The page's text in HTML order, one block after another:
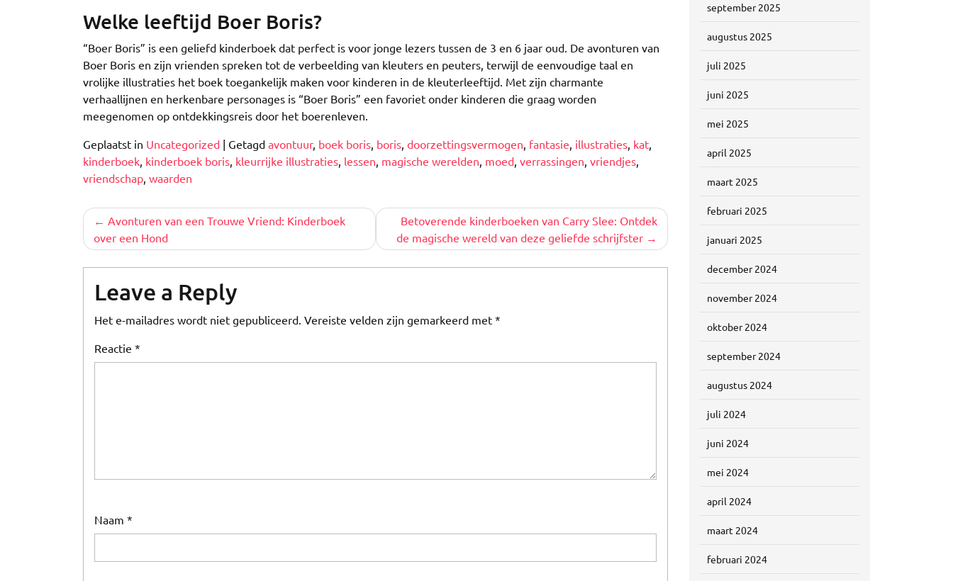
Welke leeftijd Boer Boris?
“Boer Boris” is een geliefd kinderboek dat perfect is voor jonge lezers tussen de 3 en 6 jaar oud. De avonturen van
Boer Boris en zijn vrienden spreken tot de verbeelding van kleuters en peuters, terwijl de eenvoudige taal en
vrolijke illustraties het boek toegankelijk maken voor kinderen in de kleuterleeftijd. Met zijn charmante
verhaallijnen en herkenbare personages is “Boer Boris” een favoriet onder kinderen die graag worden
meegenomen op ontdekkingsreis door het boerenleven.
Geplaatst in Uncategorized | Getagd avontuur, boek boris, boris, doorzettingsvermogen, fantasie, illustraties, kat,
kinderboek, kinderboek boris, kleurrijke illustraties, lessen, magische werelden, moed, verrassingen, vriendjes,
vriendschap, waarden
Berichtnavigatie
Avonturen van een Trouwe Vriend: Kinderboek
over een Hond
Betoverende kinderboeken van Carry Slee: Ontdek
de magische wereld van deze geliefde schrijfster
Leave a Reply
Het e-mailadres wordt niet gepubliceerd. Vereiste velden zijn gemarkeerd met *
Reactie *
Naam *
september 2025
augustus 2025
juli 2025
juni 2025
mei 2025
april 2025
maart 2025
februari 2025
januari 2025
december 2024
november 2024
oktober 2024
september 2024
augustus 2024
juli 2024
juni 2024
mei 2024
april 2024
maart 2024
februari 2024